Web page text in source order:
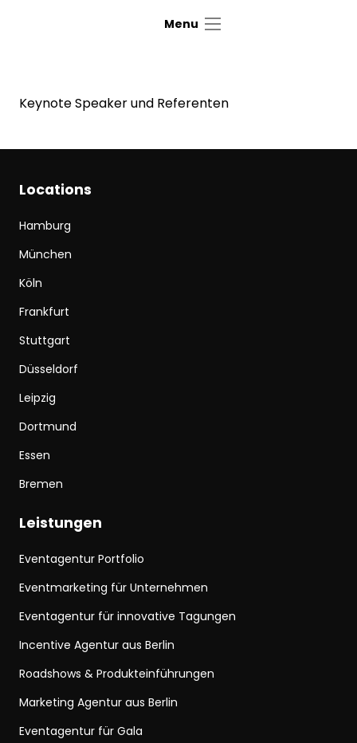
Menu
Keynote Speaker und Referenten
Locations
Hamburg
München
Köln
Frankfurt
Stuttgart
Düsseldorf
Leipzig
Dortmund
Essen
Bremen
Leistungen
Eventagentur Portfolio
Eventmarketing für Unternehmen
Eventagentur für innovative Tagungen
Incentive Agentur aus Berlin
Roadshows & Produkteinführungen
Marketing Agentur aus Berlin
Eventagentur für Gala